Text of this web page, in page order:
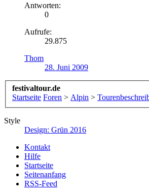
Antworten:
0
Aufrufe:
29.875
Thom
28. Juni 2009
festivaltour.de
Startseite Foren > Alpin >
Style
Design: Grün 2016
Kontakt
Hilfe
Startseite
Seitenanfang
RSS-Feed